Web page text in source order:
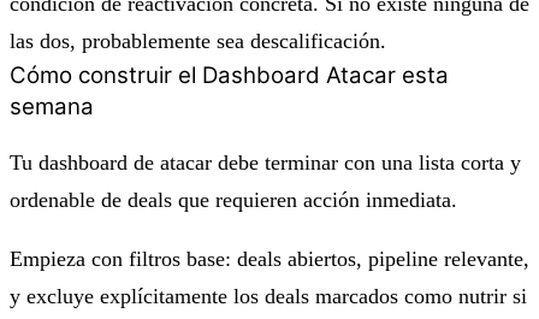
las dos, probablemente sea descalificación.
Cómo construir el Dashboard Atacar esta
semana
Tu dashboard de atacar debe terminar con una lista corta y
ordenable de deals que requieren acción inmediata.
Empieza con filtros base: deals abiertos, pipeline relevante,
y excluye explícitamente los deals marcados como nutrir si